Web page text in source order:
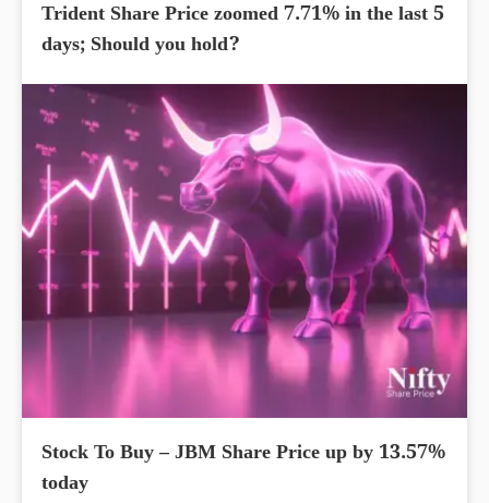
Trident Share Price zoomed 7.71% in the last 5
days; Should you hold?
Stock To Buy – JBM Share Price up by 13.57%
today